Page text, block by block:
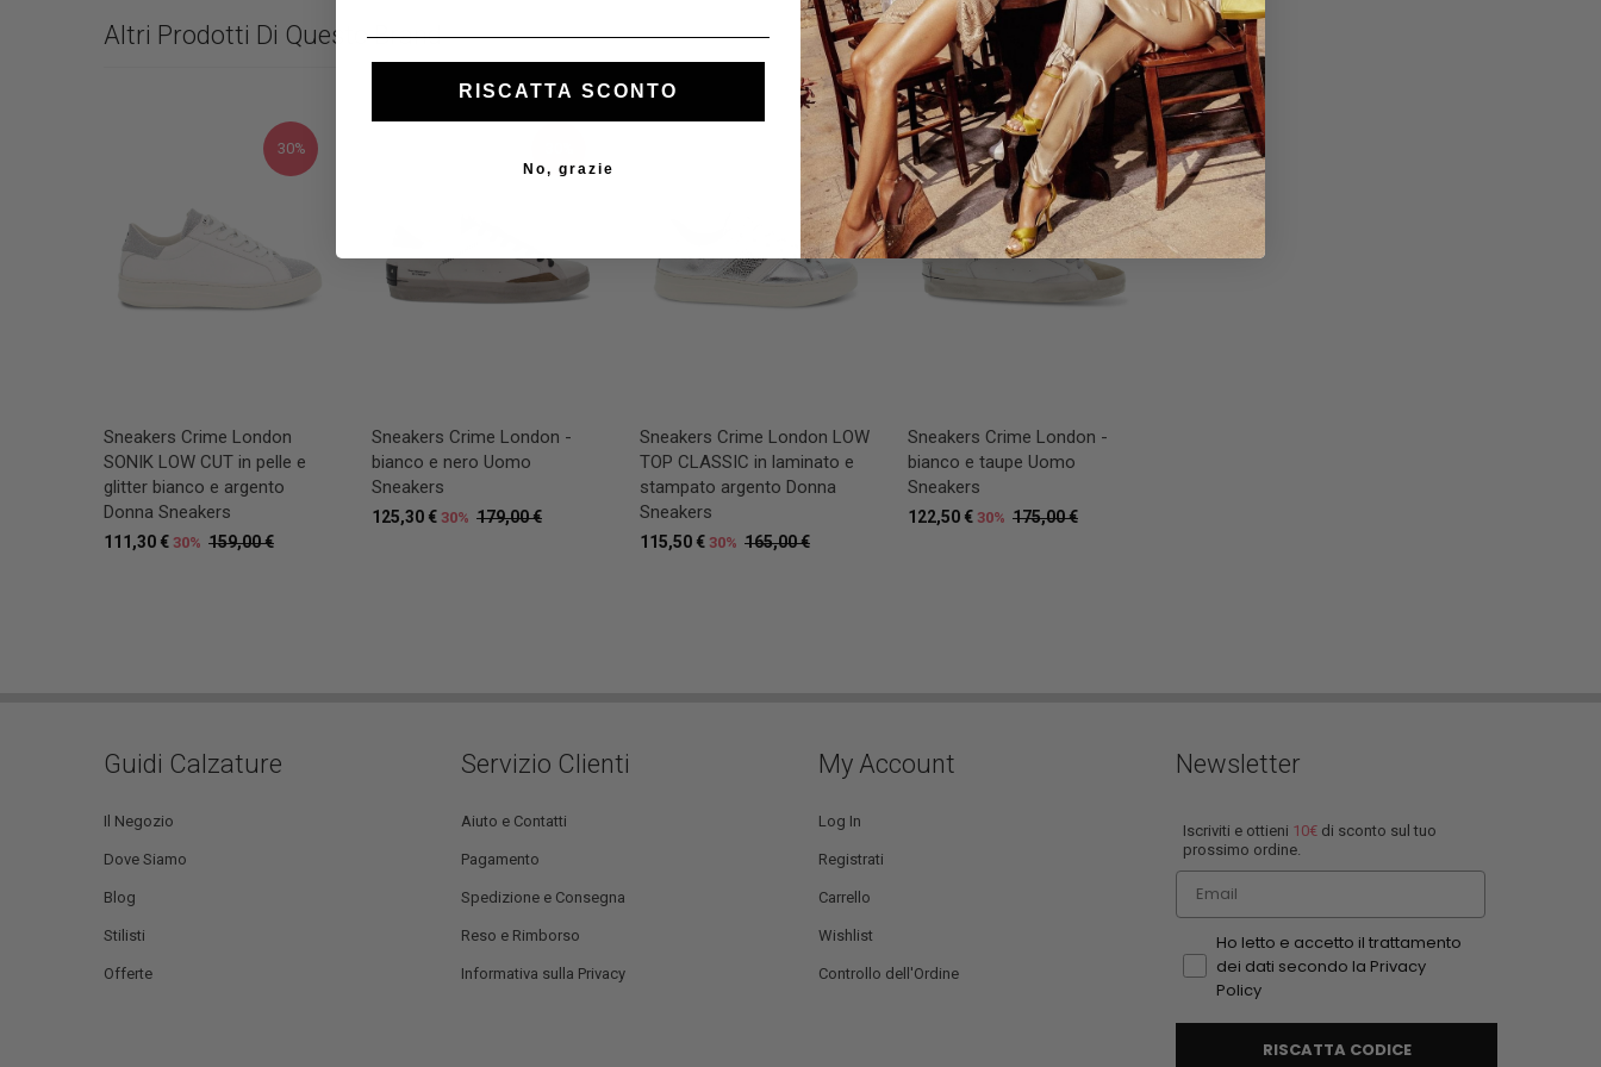
Altri Prodotti Di Questo Brand
30%
Sneakers Crime London
SONIK LOW CUT in pelle e
glitter bianco e argento
Donna Sneakers
159,00 €
111,30 € 30%
Sneakers Crime London -
bianco e nero Uomo
Sneakers
179,00 €
125,30 € 30%
30%
Sneakers Crime London LOW
TOP CLASSIC in laminato e
stampato argento Donna
Sneakers
165,00 €
115,50 € 30%
Sneakers Crime London -
bianco e taupe Uomo
Sneakers
175,00 €
122,50 € 30%
Guidi Calzature
Il Negozio
Dove Siamo
Blog
Stilisti
Offerte
Servizio Clienti
Aiuto e Contatti
Pagamento
Spedizione e Consegna
Reso e Rimborso
Informativa sulla Privacy
My Account
Log In
Registrati
Carrello
Wishlist
Controllo dell'Ordine
Newsletter
Iscriviti e ottieni 10€ di sconto sul tuo
prossimo ordine.
Ho letto e accetto il trattamento
dei dati secondo la Privacy
Policy
RISCATTA CODICE
RISCATTA SCONTO
No, grazie